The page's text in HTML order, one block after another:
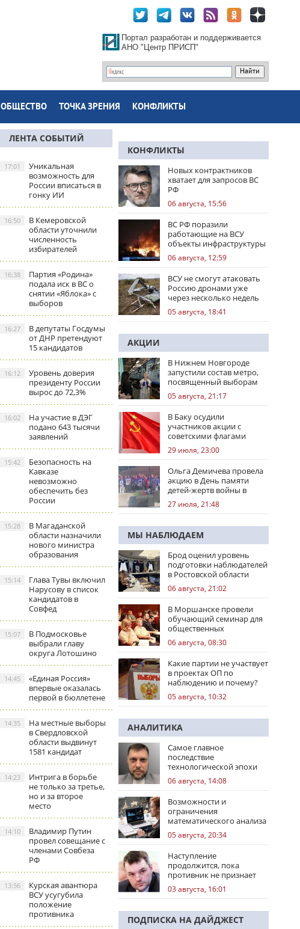
Портал разработан и поддерживается
АНО "Центр ПРИСП"
ОБЩЕСТВО ТОЧКА ЗРЕНИЯ КОНФЛИКТЫ
ЛЕНТА СОБЫТИЙ
Уникальная
возможность для
России вписаться в
гонку ИИ
17:01
В Кемеровской
области уточнили
численность
избирателей
16:50
Партия «Родина»
подала иск в ВС о
снятии «Яблока» с
выборов
16:38
В депутаты Госдумы
от ДНР претендуют
15 кандидатов
16:27
Уровень доверия
президенту России
вырос до 72,3%
16:12
На участие в ДЭГ
подано 643 тысячи
заявлений
16:02
Безопасность на
Кавказе
невозможно
обеспечить без
России
15:42
В Магаданской
области назначили
нового министра
образования
15:28
Глава Тувы включил
Нарусову в список
кандидатов в
Совфед
15:14
В Подмосковье
выбрали главу
округа Лотошино
15:07
«Единая Россия»
впервые оказалась
первой в бюллетене
14:45
На местные выборы
в Свердловской
области выдвинут
1581 кандидат
14:35
Интрига в борьбе
не только за третье,
но и за второе
место
14:23
Владимир Путин
провел совещание с
членами Совбеза
РФ
14:10
Курская авантюра
ВСУ усугубила
положение
противника
13:56
КОНФЛИКТЫ
Новых контрактников
хватает для запросов ВС
РФ
06 августа, 15:56
ВС РФ поразили
работающие на ВСУ
объекты инфраструктуры
и центры логистики
06 августа, 12:59
ВСУ не смогут атаковать
Россию дронами уже
через несколько недель
05 августа, 18:41
АКЦИИ
В Нижнем Новгороде
запустили состав метро,
посвященный выборам
05 августа, 21:17
В Баку осудили
участников акции с
советскими флагами
29 июля, 23:00
Ольга Демичева провела
акцию в День памяти
детей-жертв войны в
Донбассе
27 июля, 21:48
МЫ НАБЛЮДАЕМ
Брод оценил уровень
подготовки наблюдателей
в Ростовской области
06 августа, 21:02
В Моршанске провели
обучающий семинар для
общественных
наблюдателей
06 августа, 08:30
Какие партии не участвует
в проектах ОП по
наблюдению и почему?
05 августа, 10:32
АНАЛИТИКА
Самое главное
последствие
технологической эпохи
06 августа, 14:08
Возможности и
ограничения
математического анализа
избирательных кампаний
05 августа, 20:34
Наступление
продолжится, пока
противник не признает
стратегическое
поражение
03 августа, 16:01
ПОДПИСКА НА ДАЙДЖЕСТ